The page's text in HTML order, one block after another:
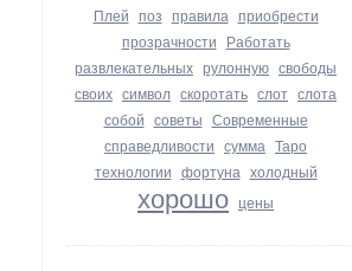
Плей поз правила приобрести
прозрачности Работать
развлекательных рулонную свободы
своих символ скоротать слот слота
собой советы Современные
справедливости сумма Таро
технологии фортуна холодный
хорошо цены